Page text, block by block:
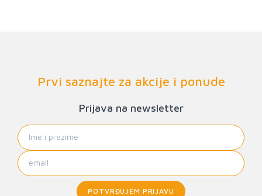
Prvi saznajte za akcije i ponude
Prijava na newsletter
POTVRĐUJEM PRIJAVU